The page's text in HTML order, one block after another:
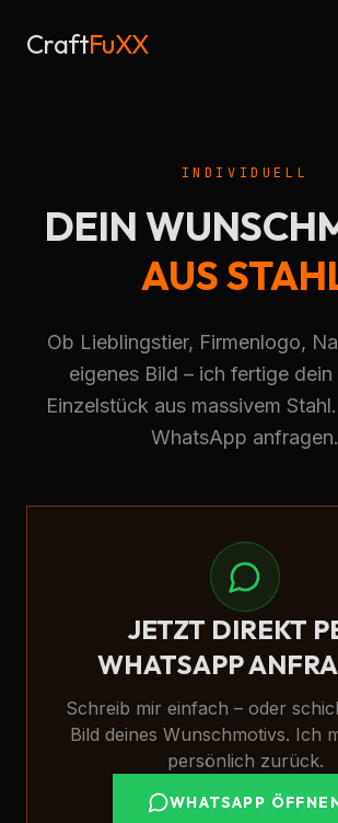
CraftFuXX
INDIVIDUELL
DEIN
AUS
Ob Lieblingstier, Firmenlogo,
eigenes Bild – ich fertige
Einzelstück aus massivem
WhatsApp anfragen.
JETZT DIREKT
WHATSAPP
Schreib mir einfach – oder
Bild deines Wunschmotivs. Ich
persönlich zurück.
WHATSAPP